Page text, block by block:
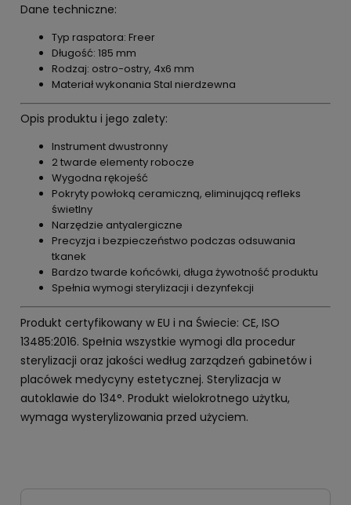
Dane techniczne:
Typ raspatora: Freer
Długość: 185 mm
Rodzaj: ostro-ostry, 4x6 mm
Materiał wykonania Stal nierdzewna
Opis produktu i jego zalety:
Instrument dwustronny
2 twarde elementy robocze
Wygodna rękojeść
Pokryty powłoką ceramiczną, eliminującą refleks
świetlny
Narzędzie antyalergiczne
Precyzja i bezpieczeństwo podczas odsuwania
tkanek
Bardzo twarde końcówki, długa żywotność produktu
Spełnia wymogi sterylizacji i dezynfekcji
Produkt certyfikowany w EU i na Świecie: CE, ISO
13485:2016. Spełnia wszystkie wymogi dla procedur
sterylizacji oraz jakości według zarządzeń gabinetów i
placówek medycyny estetycznej. Sterylizacja w
autoklawie do 134°. Produkt wielokrotnego użytku,
wymaga wysterylizowania przed użyciem.